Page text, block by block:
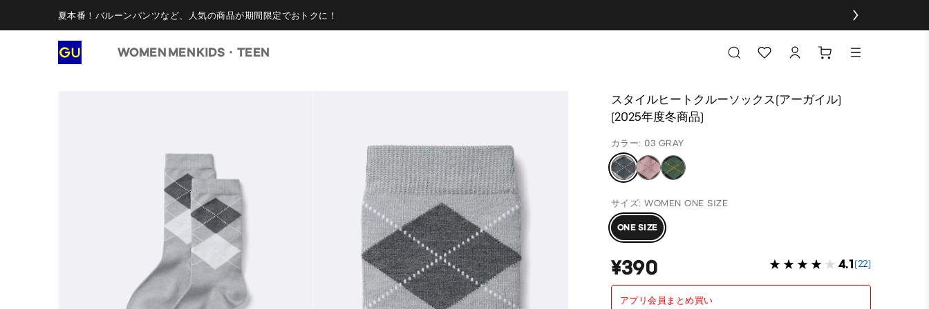
夏本番！バルーンパンツなど、人気の商品が期間限定でおトクに！
WOMEN MENKIDS・TEEN
スタイルヒートクルーソックス(アーガイル)
(2025年度冬商品)
カラー: 03 GRAY
サイズ: WOMEN ONE SIZE
ONE SIZE
¥390 4.1(22)
アプリ会員まとめ買い